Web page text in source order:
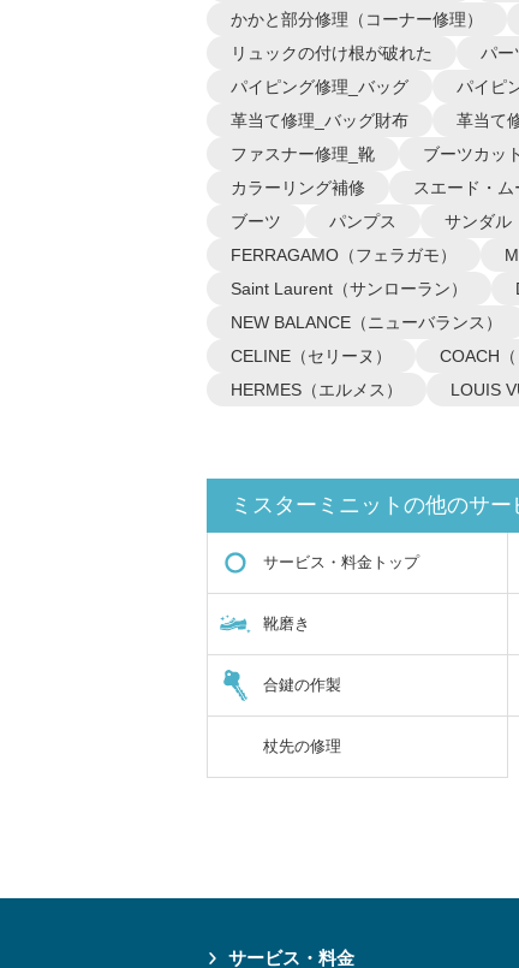
かかと部分修理（コーナー修理）
リュックの付け根が破れた
パー
パイピング修理_バッグ
パイピ
革当て修理_バッグ財布
革当て
ファスナー修理_靴
ブーツカッ
カラーリング補修
スエード・
ブーツ
パンプス サンダル
FERRAGAMO（フェラガモ）
Saint Laurent（サンローラン）
NEW BALANCE（ニューバランス）
CELINE（セリーヌ）
COACH（
HERMES（エルメス）
LOUIS
ミスターミニットの他のサー
サービス・料金トップ
靴磨き
合鍵の作製
杖先の修理
サービス・料金